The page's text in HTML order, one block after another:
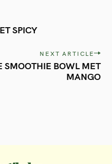
SPICY
NEXT ARTICLE
SMOOTHIE BOWL MET
MANGO